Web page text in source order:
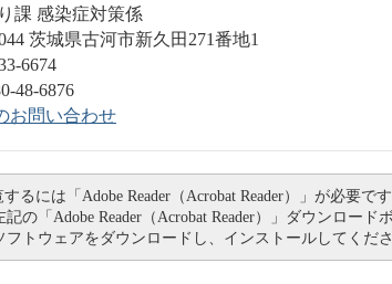
課 感染症対策係
茨城県古河市新久田271番地1
6674
48-6876
お問い合わせ
るには「Adobe Reader（Acrobat Reader）」が必要で
の「Adobe Reader（Acrobat Reader）」ダウンロード
トウェアをダウンロードし、インストールしてくださ